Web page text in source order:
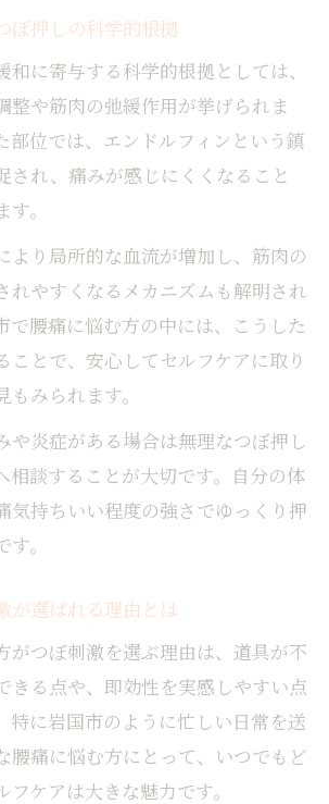
ぼ押しの科学的根拠
和に寄与する科学的根拠としては、
整や筋肉の弛緩作用が挙げられま
部位では、エンドルフィンという鎮
され、痛みが感じにくくなること
。
より局所的な血流が増加し、筋肉の
れやすくなるメカニズムも解明され
で腰痛に悩む方の中には、こうした
ことで、安心してセルフケアに取り
みられます。
や炎症がある場合は無理なつぼ押し
相談することが大切です。自分の体
気持ちいい程度の強さでゆっくり押
。
が選ばれる理由とは
がつぼ刺激を選ぶ理由は、道具が不
きる点や、即効性を実感しやすい点
特に岩国市のように忙しい日常を送
腰痛に悩む方にとって、いつでもど
フケアは大きな魅力です。